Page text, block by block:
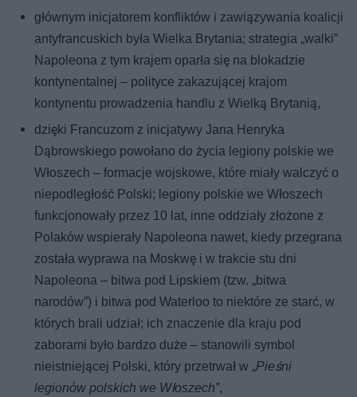
głównym inicjatorem konfliktów i zawiązywania koalicji
antyfrancuskich była Wielka Brytania; strategia „walki”
Napoleona z tym krajem oparła się na blokadzie
kontynentalnej – polityce zakazującej krajom
kontynentu prowadzenia handlu z Wielką Brytanią,
dzięki Francuzom z inicjatywy Jana Henryka
Dąbrowskiego powołano do życia legiony polskie we
Włoszech – formacje wojskowe, które miały walczyć o
niepodległość Polski; legiony polskie we Włoszech
funkcjonowały przez 10 lat, inne oddziały złożone z
Polaków wspierały Napoleona nawet, kiedy przegrana
została wyprawa na Moskwę i w trakcie stu dni
Napoleona – bitwa pod Lipskiem (tzw. „bitwa
narodów”) i bitwa pod Waterloo to niektóre ze starć, w
których brali udział; ich znaczenie dla kraju pod
zaborami było bardzo duże – stanowili symbol
nieistniejącej Polski, który przetrwał w „Pieśni
legionów polskich we Włoszech”,